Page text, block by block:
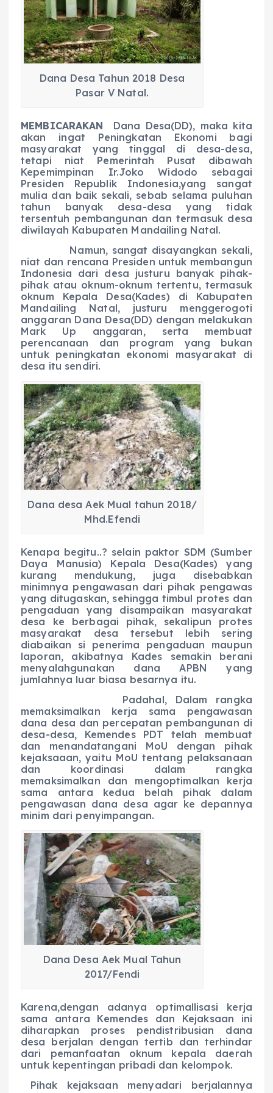
b
o
o
k
A
p
p
r
a
m
n
g
er
Dana Desa Tahun 2018 Desa
Pasar V Natal.
MEMBICARAKAN
Dana Desa(DD), maka kita
akan ingat Peningkatan Ekonomi bagi
masyarakat yang tinggal di desa-desa,
tetapi niat Pemerintah Pusat dibawah
Kepemimpinan Ir.Joko Widodo sebagai
Presiden Republik Indonesia,yang sangat
mulia dan baik sekali, sebab selama puluhan
tahun banyak desa-desa yang tidak
tersentuh pembangunan dan termasuk desa
diwilayah Kabupaten Mandailing Natal.
Namun, sangat disayangkan sekali,
niat dan rencana Presiden untuk membangun
Indonesia dari desa justuru banyak pihak-
pihak atau oknum-oknum tertentu, termasuk
oknum Kepala Desa(Kades) di Kabupaten
Mandailing Natal, justuru menggerogoti
anggaran Dana Desa(DD) dengan melakukan
Mark Up anggaran, serta membuat
perencanaan dan program yang bukan
untuk peningkatan ekonomi masyarakat di
desa itu sendiri.
Dana desa Aek Mual tahun 2018/
Mhd.Efendi
Kenapa begitu..? selain paktor SDM (Sumber
Daya Manusia) Kepala Desa(Kades) yang
kurang mendukung, juga disebabkan
minimnya pengawasan dari pihak pengawas
yang ditugaskan, sehingga timbul protes dan
pengaduan yang disampaikan masyarakat
desa ke berbagai pihak, sekalipun protes
masyarakat desa tersebut lebih sering
diabaikan si penerima pengaduan maupun
laporan, akibatnya Kades semakin berani
menyalahgunakan dana APBN yang
jumlahnya luar biasa besarnya itu.
Padahal, Dalam rangka
memaksimalkan kerja sama pengawasan
dana desa dan percepatan pembangunan di
desa-desa, Kemendes PDT telah membuat
dan menandatangani MoU dengan pihak
kejaksaaan, yaitu MoU tentang pelaksanaan
dan koordinasi dalam rangka
memaksimalkan dan mengoptimalkan kerja
sama antara kedua belah pihak dalam
pengawasan dana desa agar ke depannya
minim dari penyimpangan.
Dana Desa Aek Mual Tahun
2017/Fendi
Karena,dengan adanya optimallisasi kerja
sama antara Kemendes dan Kejaksaan ini
diharapkan proses pendistribusian dana
desa berjalan dengan tertib dan terhindar
dari pemanfaatan oknum kepala daerah
untuk kepentingan pribadi dan kelompok.
Pihak kejaksaan menyadari berjalannya